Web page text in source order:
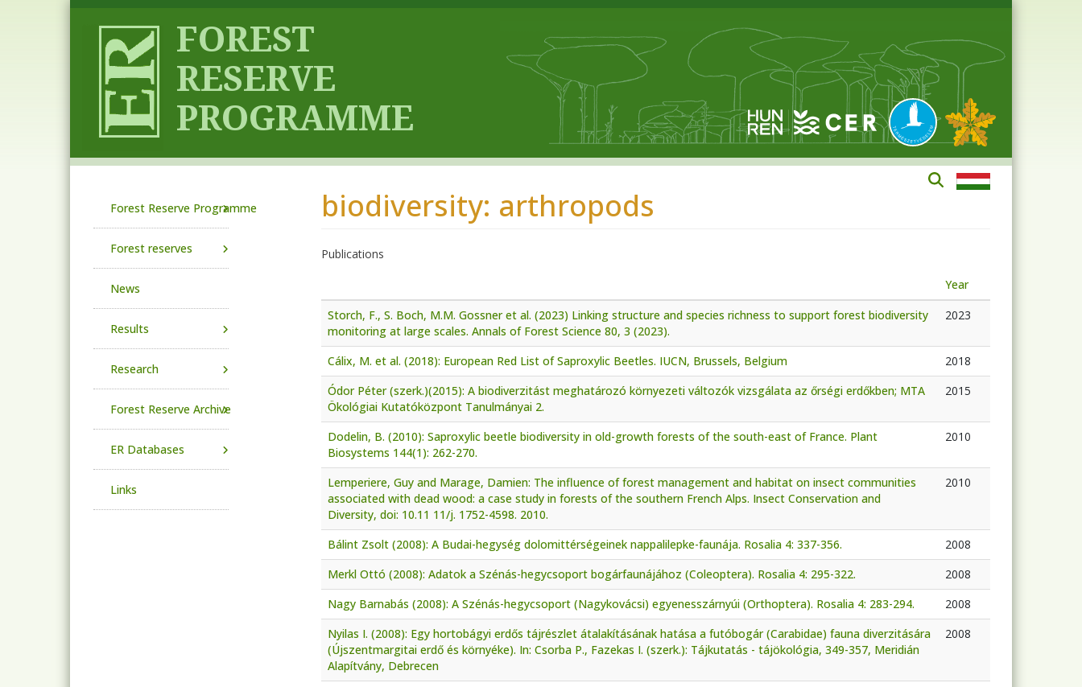
biodiversity: arthropods
Publications
Year
Storch, F., S. Boch, M.M. Gossner et al. (2023) Linking structure and species richness to support forest biodiversity
monitoring at large scales. Annals of Forest Science 80, 3 (2023).
2023
Cálix, M. et al. (2018): European Red List of Saproxylic Beetles. IUCN, Brussels, Belgium
2018
Ódor Péter (szerk.)(2015): A biodiverzitást meghatározó környezeti változók vizsgálata az őrségi erdőkben; MTA
Ökológiai Kutatóközpont Tanulmányai 2.
2015
Dodelin, B. (2010): Saproxylic beetle biodiversity in old-growth forests of the south-east of France. Plant
Biosystems 144(1): 262-270.
2010
Lemperiere, Guy and Marage, Damien: The influence of forest management and habitat on insect communities
associated with dead wood: a case study in forests of the southern French Alps. Insect Conservation and
Diversity, doi: 10.11 11/j. 1752-4598. 2010.
2010
Bálint Zsolt (2008): A Budai-hegység dolomittérségeinek nappalilepke-faunája. Rosalia 4: 337-356.
2008
Merkl Ottó (2008): Adatok a Szénás-hegycsoport bogárfaunájához (Coleoptera). Rosalia 4: 295-322.
2008
Nagy Barnabás (2008): A Szénás-hegycsoport (Nagykovácsi) egyenesszárnyúi (Orthoptera). Rosalia 4: 283-294.
2008
Nyilas I. (2008): Egy hortobágyi erdős tájrészlet átalakításának hatása a futóbogár (Carabidae) fauna diverzitására
(Újszentmargitai erdő és környéke). In: Csorba P., Fazekas I. (szerk.): Tájkutatás - tájökológia, 349-357, Meridián
Alapítvány, Debrecen
2008
Forest Reserve Programme
Forest reserves
News
Results
Research
Forest Reserve Archive
ER Databases
Links